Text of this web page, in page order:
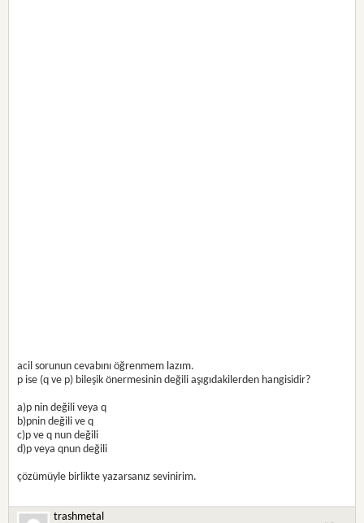
acil sorunun cevabını öğrenmem lazım.
p ise (q ve p) bileşik önermesinin değili aşıgıdakilerden hangisidir?
a)p nin değili veya q
b)pnin değili ve q
c)p ve q nun değili
d)p veya qnun değili
çözümüyle birlikte yazarsanız sevinirim.
trashmetal